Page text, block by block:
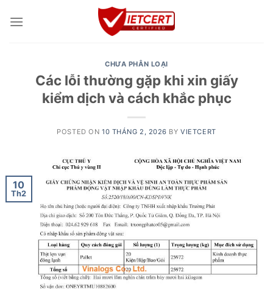
CHƯA PHÂN LOẠI
Các lỗi thường gặp khi xin giấy
kiểm dịch và cách khắc phục
POSTED ON 10 THÁNG 2, 2026 BYVIETCERT
10
Th2